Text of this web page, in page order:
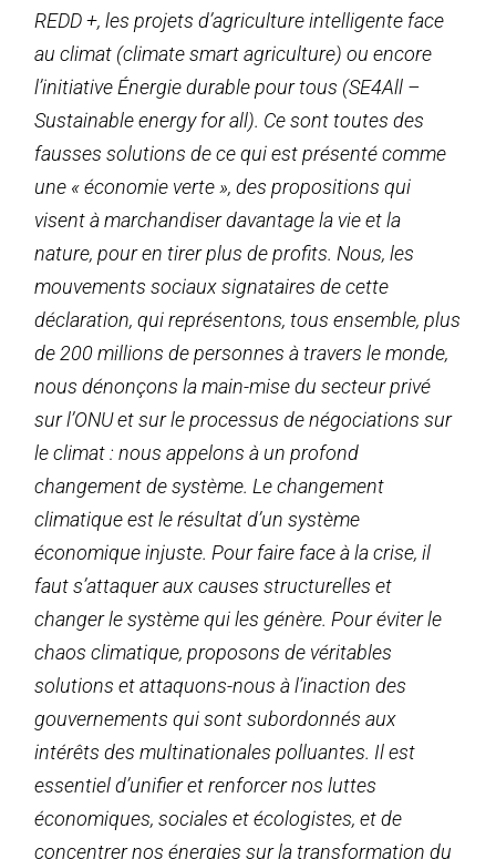
REDD +, les projets d’agriculture intelligente face
au climat (climate smart agriculture) ou encore
l’initiative Énergie durable pour tous (SE4All –
Sustainable energy for all). Ce sont toutes des
fausses solutions de ce qui est présenté comme
une « économie verte », des propositions qui
visent à marchandiser davantage la vie et la
nature, pour en tirer plus de profits. Nous, les
mouvements sociaux signataires de cette
déclaration, qui représentons, tous ensemble, plus
de 200 millions de personnes à travers le monde,
nous dénonçons la main-mise du secteur privé
sur l’ONU et sur le processus de négociations sur
le climat : nous appelons à un profond
changement de système. Le changement
climatique est le résultat d’un système
économique injuste. Pour faire face à la crise, il
faut s’attaquer aux causes structurelles et
changer le système qui les génère. Pour éviter le
chaos climatique, proposons de véritables
solutions et attaquons-nous à l’inaction des
gouvernements qui sont subordonnés aux
intérêts des multinationales polluantes. Il est
essentiel d’unifier et renforcer nos luttes
économiques, sociales et écologistes, et de
concentrer nos énergies sur la transformation du